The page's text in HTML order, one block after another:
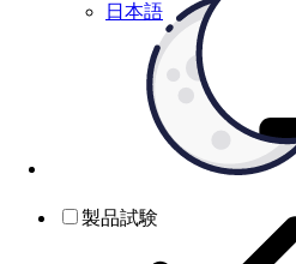
日本語
製品試験